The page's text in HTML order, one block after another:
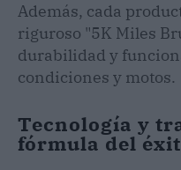
Además, cada
riguroso "5K Miles
durabilidad y
condiciones y motos.
Tecnología y
fórmula del